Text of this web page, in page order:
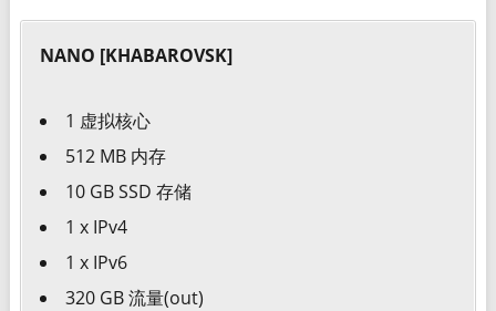
NANO [KHABAROVSK]
1 虚拟核心
512 MB 内存
10 GB SSD 存储
1 x IPv4
1 x IPv6
320 GB 流量(out)